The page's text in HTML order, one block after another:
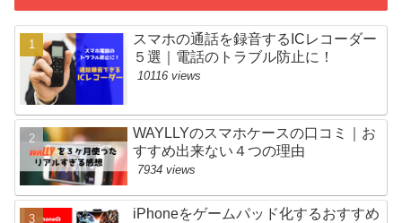
スマホの通話を録音するICレコーダー
５選｜電話のトラブル防止に！
10116 views
WAYLLYのスマホケースの口コミ｜お
すすめ出来ない４つの理由
7934 views
iPhoneをゲームパッド化するおすすめ